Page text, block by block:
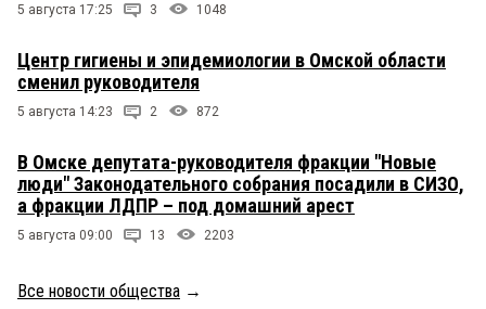
5 августа 17:25 3 1048
Центр гигиены и эпидемиологии в Омской области
сменил руководителя
5 августа 14:23 2 872
В Омске депутата-руководителя фракции "Новые
люди" Законодательного собрания посадили в СИЗО,
а фракции ЛДПР – под домашний арест
5 августа 09:00 13 2203
Все новости общества →